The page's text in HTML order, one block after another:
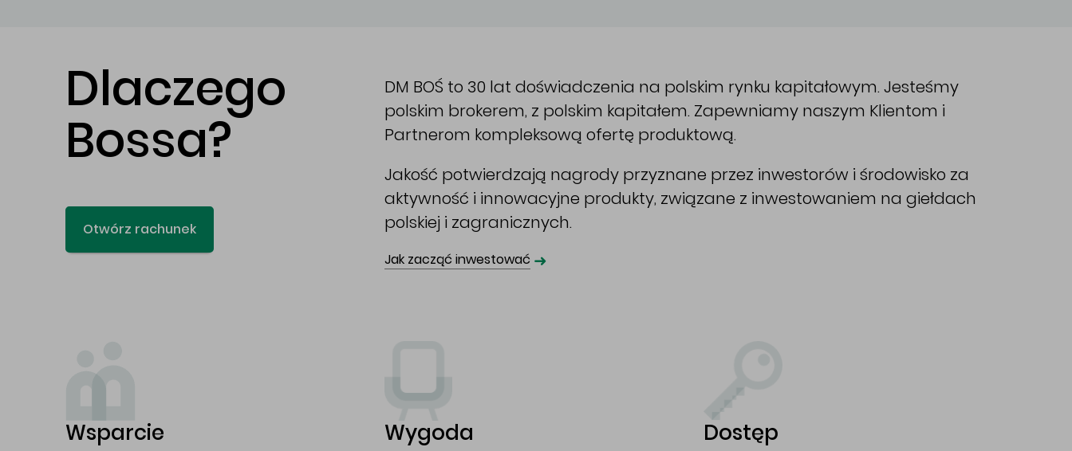
Dlaczego
Bossa?
Otwórz rachunek
DM BOŚ to 30 lat doświadczenia na polskim rynku kapitałowym. Jesteśmy
polskim brokerem, z polskim kapitałem. Zapewniamy naszym Klientom i
Partnerom kompleksową ofertę produktową.
Jakość potwierdzają nagrody przyznane przez inwestorów i środowisko za
aktywność i innowacyjne produkty, związane z inwestowaniem na giełdach
polskiej i zagranicznych.
Jak zacząć inwestować ➜
Wsparcie Wygoda Dostęp